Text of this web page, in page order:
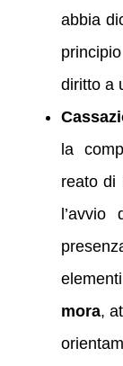
abbia
diritto a
la
reato di
mora,